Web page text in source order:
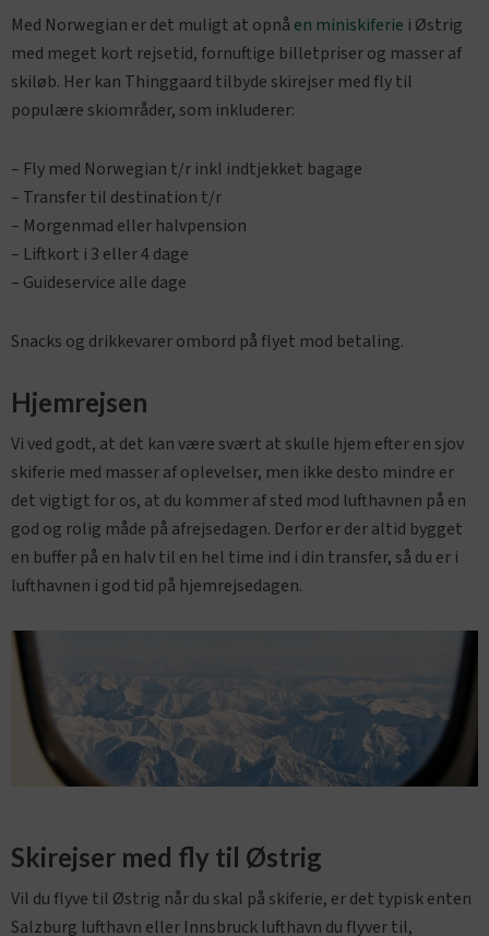
Med Norwegian er det muligt at opnå en miniskiferie i Østrig
med meget kort rejsetid, fornuftige billetpriser og masser af
skiløb. Her kan Thinggaard tilbyde skirejser med fly til
populære skiområder, som inkluderer:
– Fly med Norwegian t/r inkl indtjekket bagage
– Transfer til destination t/r
– Morgenmad eller halvpension
– Liftkort i 3 eller 4 dage
– Guideservice alle dage
Snacks og drikkevarer ombord på flyet mod betaling.
Hjemrejsen
Vi ved godt, at det kan være svært at skulle hjem efter en sjov
skiferie med masser af oplevelser, men ikke desto mindre er
det vigtigt for os, at du kommer af sted mod lufthavnen på en
god og rolig måde på afrejsedagen. Derfor er der altid bygget
en buffer på en halv til en hel time ind i din transfer, så du er i
lufthavnen i god tid på hjemrejsedagen.
Skirejser med fly til Østrig
Vil du flyve til Østrig når du skal på skiferie, er det typisk enten
Salzburg lufthavn eller Innsbruck lufthavn du flyver til,